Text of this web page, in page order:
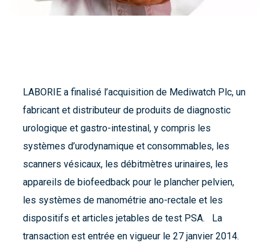
LABORIE a finalisé l’acquisition de Mediwatch Plc, un
fabricant et distributeur de produits de diagnostic
urologique et gastro-intestinal, y compris les
systèmes d’urodynamique et consommables, les
scanners vésicaux, les débitmètres urinaires, les
appareils de biofeedback pour le plancher pelvien,
les systèmes de manométrie ano-rectale et les
dispositifs et articles jetables de test PSA. La
transaction est entrée en vigueur le 27 janvier 2014.